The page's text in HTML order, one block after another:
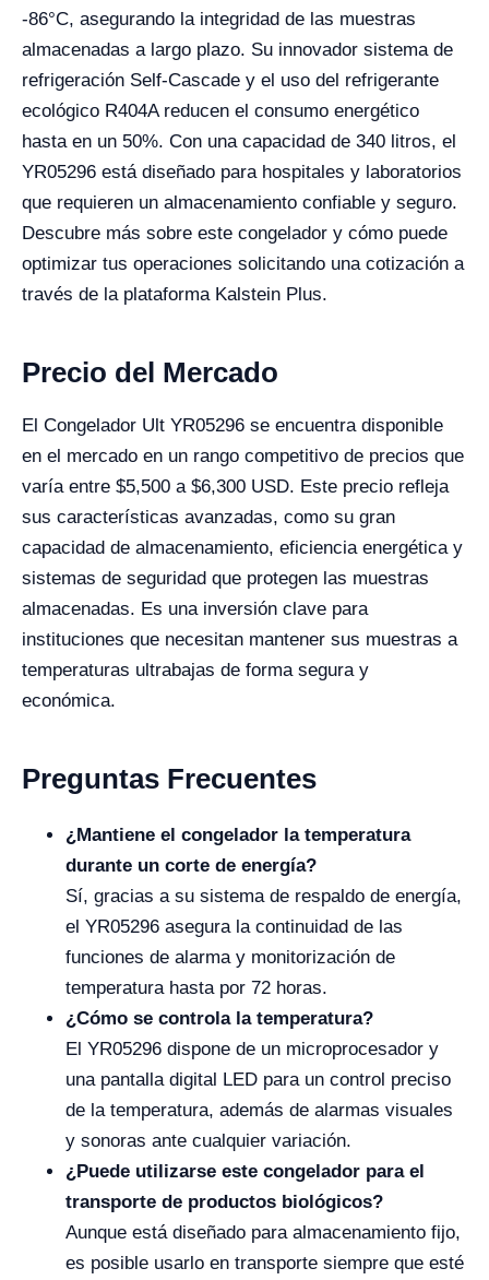
-86°C, asegurando la integridad de las muestras
almacenadas a largo plazo. Su innovador sistema de
refrigeración Self-Cascade y el uso del refrigerante
ecológico R404A reducen el consumo energético
hasta en un 50%. Con una capacidad de 340 litros, el
YR05296 está diseñado para hospitales y laboratorios
que requieren un almacenamiento confiable y seguro.
Descubre más sobre este congelador y cómo puede
optimizar tus operaciones solicitando una cotización a
través de la plataforma Kalstein Plus.
Precio del Mercado
El Congelador Ult YR05296 se encuentra disponible
en el mercado en un rango competitivo de precios que
varía entre $5,500 a $6,300 USD. Este precio refleja
sus características avanzadas, como su gran
capacidad de almacenamiento, eficiencia energética y
sistemas de seguridad que protegen las muestras
almacenadas. Es una inversión clave para
instituciones que necesitan mantener sus muestras a
temperaturas ultrabajas de forma segura y
económica.
Preguntas Frecuentes
¿Mantiene el congelador la temperatura
durante un corte de energía?
Sí, gracias a su sistema de respaldo de energía,
el YR05296 asegura la continuidad de las
funciones de alarma y monitorización de
temperatura hasta por 72 horas.
¿Cómo se controla la temperatura?
El YR05296 dispone de un microprocesador y
una pantalla digital LED para un control preciso
de la temperatura, además de alarmas visuales
y sonoras ante cualquier variación.
¿Puede utilizarse este congelador para el
transporte de productos biológicos?
Aunque está diseñado para almacenamiento fijo,
es posible usarlo en transporte siempre que esté